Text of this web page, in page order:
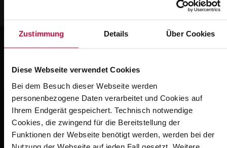
Zustimmung Details Über Cookies
Diese Webseite verwendet Cookies
Bei dem Besuch dieser Webseite werden
personenbezogene Daten verarbeitet und Cookies auf
Ihrem Endgerät gespeichert. Technisch notwendige
Cookies, die zwingend für die Bereitstellung der
Funktionen der Webseite benötigt werden, werden bei der
Impressions